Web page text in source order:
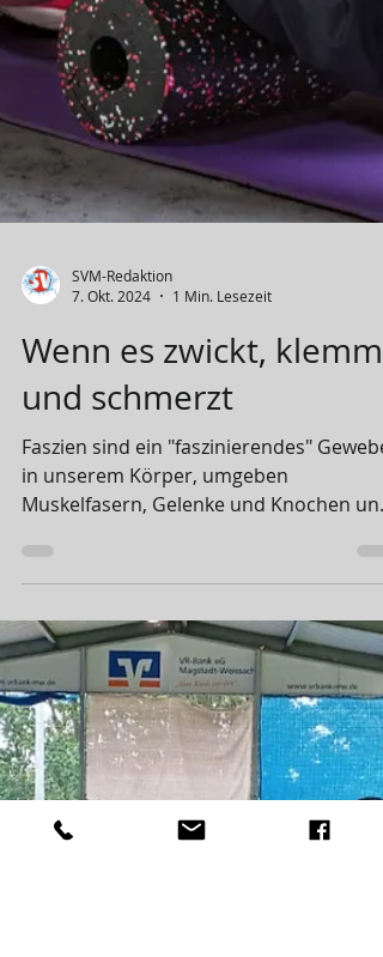
in Magstadt, Polizeikommissar Carmelo
Gibella und Dorothee Gebel (thamar)
gestaltete
SVM-Redaktion
7. Okt. 2024
1 Min. Lesezeit
Wenn es zwickt, klemmt